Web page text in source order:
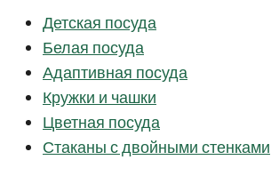
Детская посуда
Белая посуда
Адаптивная посуда
Кружки и чашки
Цветная посуда
Стаканы с двойными стенками